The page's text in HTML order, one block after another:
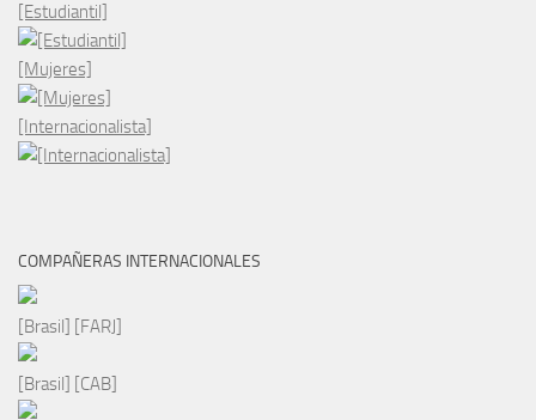
[Estudiantil]
[Mujeres]
[Internacionalista]
COMPAÑERAS INTERNACIONALES
[Brasil] [FARJ]
[Brasil] [CAB]